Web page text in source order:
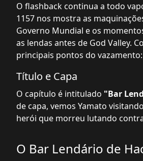
O flashback continua a todo
1157 nos mostra as
Governo Mundial e os
as lendas antes de God Valley.
principais pontos do vazamento:
Título e Capa
O capítulo é intitulado "Bar
de capa, vemos Yamato
herói que morreu lutando
O Bar Lendário de